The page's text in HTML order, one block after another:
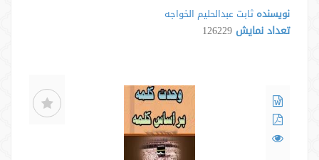
نویسنده ثابت عبدالحلیم الخواجه
تعداد نمایش 126229